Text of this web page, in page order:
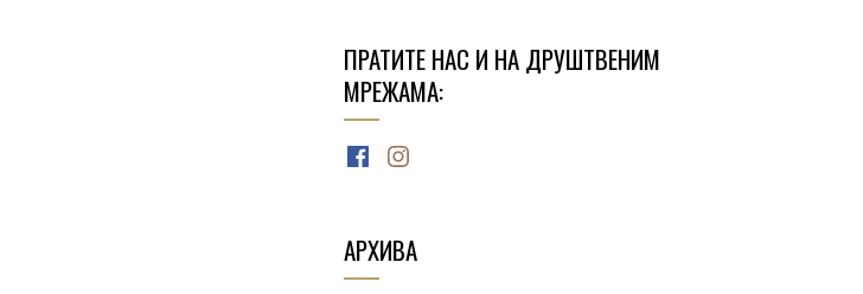
ПРАТИТЕ НАС И НА ДРУШТВЕНИМ
МРЕЖАМА:
Facebook
Instagram
АРХИВА